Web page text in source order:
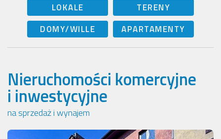
LOKALE
TERENY
DOMY/WILLE
APARTAMENTY
Nieruchomości komercyjne
i inwestycyjne
na sprzedaż i wynajem